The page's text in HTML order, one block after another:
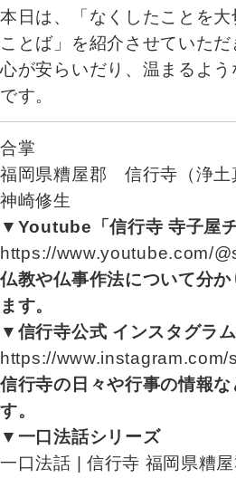
本日は、「なくしたことを
ことば」を紹介させていた
心が安らいだり、温まるよ
です。
合掌
福岡県糟屋郡 信行寺（浄土
神崎修生
▼Youtube「信行寺 寺子屋チ
https://www.youtube.com/
仏教や仏事作法について分
ます。
▼信行寺公式 インスタグラム
https://
信行寺の日々や行事の情報な
す。
▼一口法話シリーズ
一口法話 | 信行寺 福岡県糟